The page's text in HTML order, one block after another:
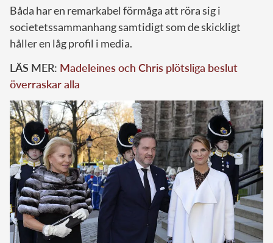
Båda har en remarkabel förmåga att röra sig i
societetssammanhang samtidigt som de skickligt
håller en låg profil i media.
LÄS MER: Madeleines och Chris plötsliga beslut
överraskar alla